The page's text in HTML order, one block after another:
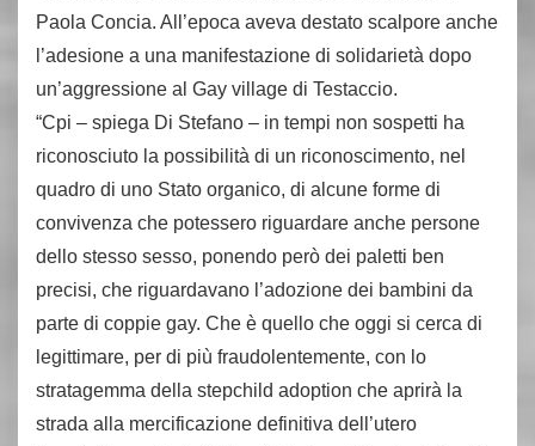
Paola Concia. All’epoca aveva destato scalpore anche
l’adesione a una manifestazione di solidarietà dopo
un’aggressione al Gay village di Testaccio.
“Cpi – spiega Di Stefano – in tempi non sospetti ha
riconosciuto la possibilità di un riconoscimento, nel
quadro di uno Stato organico, di alcune forme di
convivenza che potessero riguardare anche persone
dello stesso sesso, ponendo però dei paletti ben
precisi, che riguardavano l’adozione dei bambini da
parte di coppie gay. Che è quello che oggi si cerca di
legittimare, per di più fraudolentemente, con lo
stratagemma della stepchild adoption che aprirà la
strada alla mercificazione definitiva dell’utero